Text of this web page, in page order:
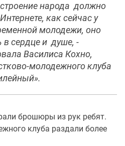
народа должно
как сейчас у
молодежи, оно
сердце и душе, -
Василиса Кохно,
молодежного клуба
брошюры из рук ребят.
клуба раздали более